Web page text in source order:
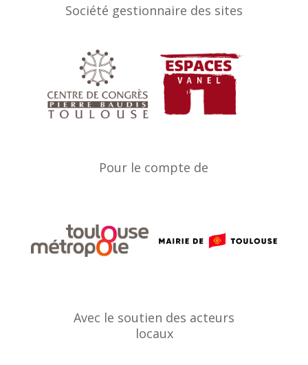
Société gestionnaire des sites
Pour le compte de
Avec le soutien des acteurs
locaux